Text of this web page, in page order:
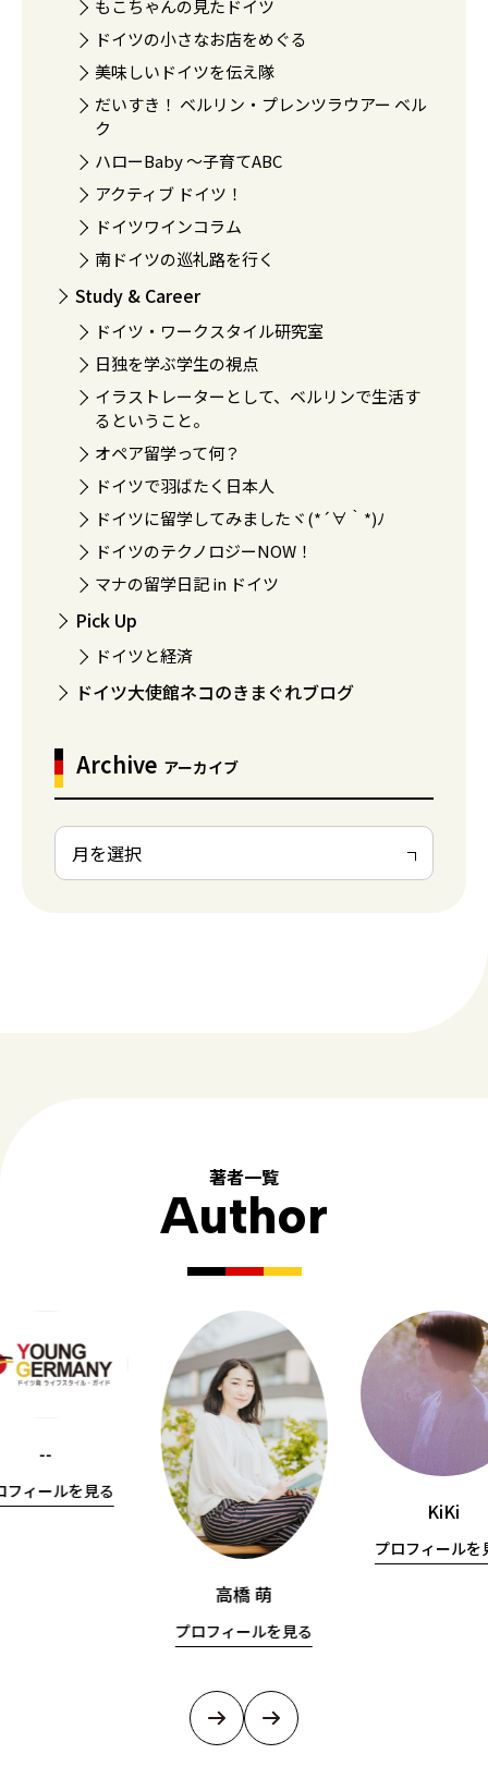
もこちゃんの見たドイツ
ドイツの小さなお店をめぐる
美味しいドイツを伝え隊
だいすき！ ベルリン・プレンツラウアー ベル
ク
ハローBaby 〜子育てABC
アクティブ ドイツ！
ドイツワインコラム
南ドイツの巡礼路を行く
Study & Career
ドイツ・ワークスタイル研究室
日独を学ぶ学生の視点
イラストレーターとして、ベルリンで生活す
るということ。
オペア留学って何？
ドイツで羽ばたく日本人
ドイツに留学してみましたヾ(*´∀｀*)ﾉ
ドイツのテクノロジーNOW！
マナの留学日記 in ドイツ
Pick Up
ドイツと経済
ドイツ大使館ネコのきまぐれブログ
Archive アーカイブ
著者一覧
Author
--
フィールを見る
高橋 萌
プロフィールを見る
KiKi
プロフィールを